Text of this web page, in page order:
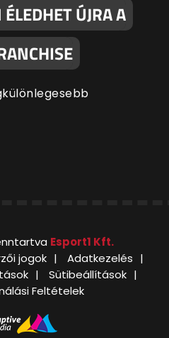
ÚJRA A
Esport1 Kft.
jogok
Adatkezelés
Sütibeállítások
Feltételek